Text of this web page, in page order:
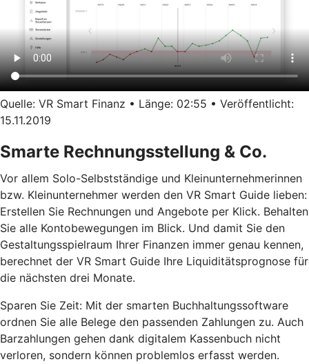
Quelle: VR Smart Finanz • Länge: 02:55 • Veröffentlicht:
15.11.2019
Smarte Rechnungsstellung & Co.
Vor allem Solo-Selbstständige und Kleinunternehmerinnen
bzw. Kleinunternehmer werden den VR Smart Guide lieben:
Erstellen Sie Rechnungen und Angebote per Klick. Behalten
Sie alle Kontobewegungen im Blick. Und damit Sie den
Gestaltungsspielraum Ihrer Finanzen immer genau kennen,
berechnet der VR Smart Guide Ihre Liquiditätsprognose für
die nächsten drei Monate.
Sparen Sie Zeit: Mit der smarten Buchhaltungssoftware
ordnen Sie alle Belege den passenden Zahlungen zu. Auch
Barzahlungen gehen dank digitalem Kassenbuch nicht
verloren, sondern können problemlos erfasst werden.